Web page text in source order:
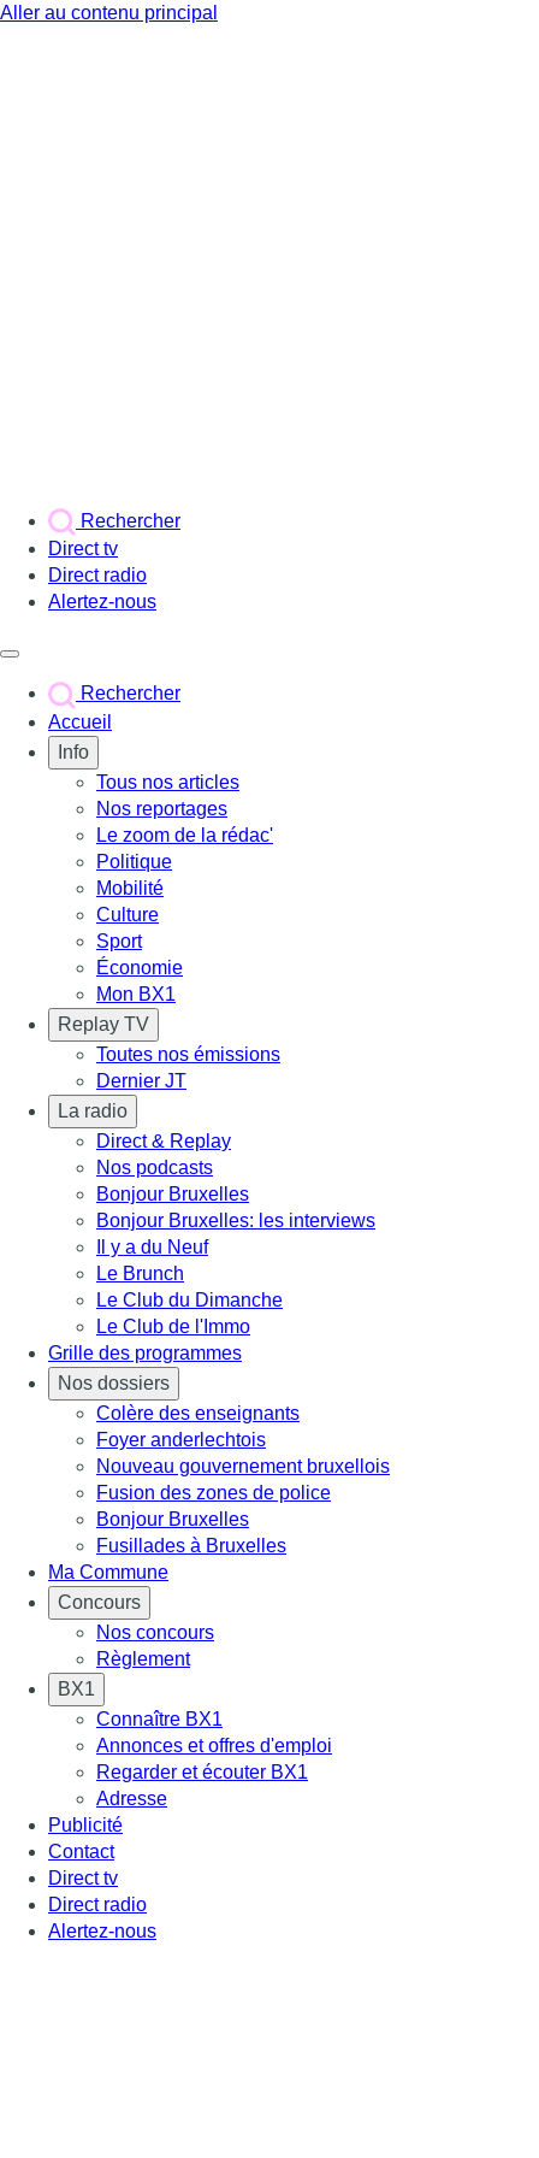
Aller au contenu principal
Rechercher
Direct tv
Direct radio
Alertez-nous
Rechercher
Accueil
Info
Tous nos articles
Nos reportages
Le zoom de la rédac'
Politique
Mobilité
Culture
Sport
Économie
Mon BX1
Replay TV
Toutes nos émissions
Dernier JT
La radio
Direct & Replay
Nos podcasts
Bonjour Bruxelles
Bonjour Bruxelles: les interviews
Il y a du Neuf
Le Brunch
Le Club du Dimanche
Le Club de l'Immo
Grille des programmes
Nos dossiers
Colère des enseignants
Foyer anderlechtois
Nouveau gouvernement bruxellois
Fusion des zones de police
Bonjour Bruxelles
Fusillades à Bruxelles
Ma Commune
Concours
Nos concours
Règlement
BX1
Connaître BX1
Annonces et offres d'emploi
Regarder et écouter BX1
Adresse
Publicité
Contact
Direct tv
Direct radio
Alertez-nous